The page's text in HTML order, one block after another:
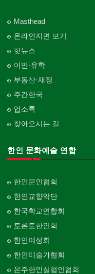
Masthead
온라인지면 보기
핫뉴스
이민·유학
부동산·재정
주간한국
업소록
찾아오시는 길
한인 문화예술 연합
한인문인협회
한인교향악단
한국학교연합회
토론토한인회
한인여성회
한인미술가협회
온주한인실협인협회